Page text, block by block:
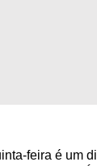
feira é um